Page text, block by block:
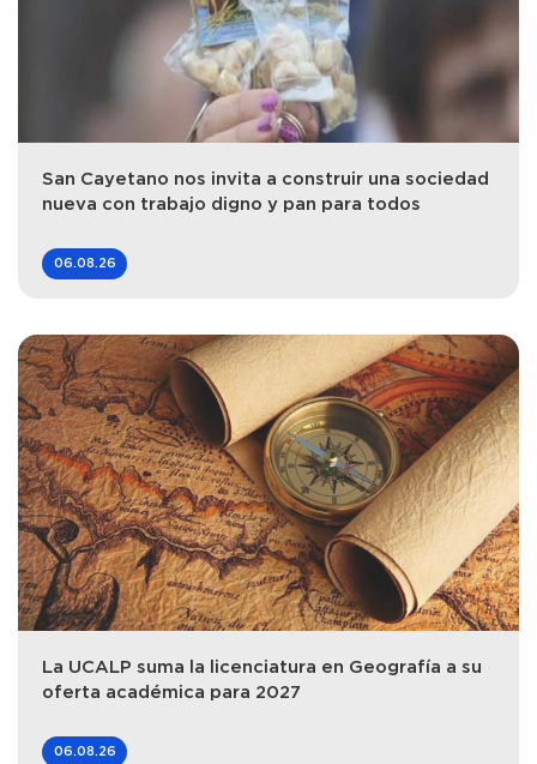
San Cayetano nos invita a construir una sociedad
nueva con trabajo digno y pan para todos
06.08.26
La UCALP suma la licenciatura en Geografía a su
oferta académica para 2027
06.08.26